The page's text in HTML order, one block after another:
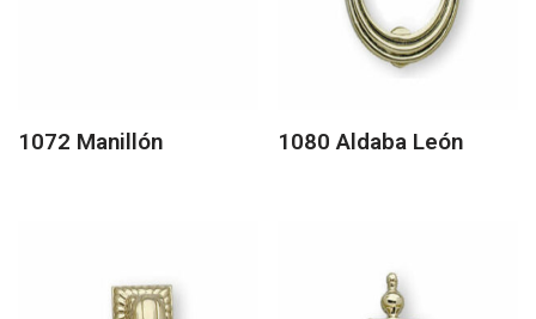
1072 Manillón 1080 Aldaba León